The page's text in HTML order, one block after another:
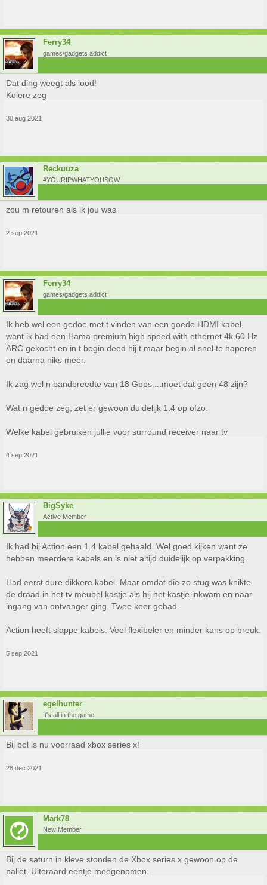
Ferry34
games/gadgets addict
Dat ding weegt als lood!
Kolere zeg
30 aug 2021
Reckuuza
#YOURIPWHATYOUSOW
zou m retouren als ik jou was
2 sep 2021
Ferry34
games/gadgets addict
Ik heb wel een gedoe met t vinden van een goede HDMI kabel,
want ik had een Hama premium high speed with ethernet 4k 60 Hz
ARC gekocht en in t begin deed hij t maar begin al snel te haperen
en daarna niks meer.
Ik zag wel n bandbreedte van 18 Gbps....moet dat geen 48 zijn?
Wat n gedoe zeg, zet er gewoon duidelijk 1.4 op ofzo.
Welke kabel gebruiken jullie voor surround receiver naar tv
4 sep 2021
BigSyke
Active Member
Ik had bij Action een 1.4 kabel gehaald. Wel goed kijken want ze
hebben meerdere kabels en is niet altijd duidelijk op verpakking.
Had eerst dure dikkere kabel. Maar omdat die zo stug was knikte
de draad in het tv meubel kastje als hij het kastje inkwam en naar
ingang van ontvanger ging. Twee keer gehad.
Action heeft slappe kabels. Veel flexibeler en minder kans op breuk.
5 sep 2021
egelhunter
It's all in the game
Bij bol is nu voorraad xbox series x!
28 dec 2021
Mark78
New Member
Bij de saturn in kleve stonden de Xbox series x gewoon op de
pallet. Uiteraard eentje meegenomen.